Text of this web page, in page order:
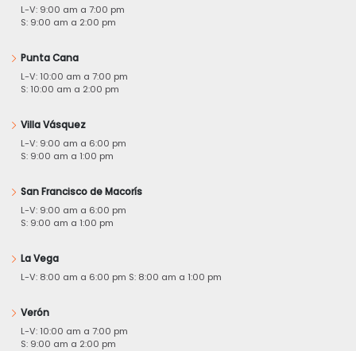
L-V: 9:00 am a 7:00 pm
S: 9:00 am a 2:00 pm
Punta Cana
L-V: 10:00 am a 7:00 pm
S: 10:00 am a 2:00 pm
Villa Vásquez
L-V: 9:00 am a 6:00 pm
S: 9:00 am a 1:00 pm
San Francisco de Macorís
L-V: 9:00 am a 6:00 pm
S: 9:00 am a 1:00 pm
La Vega
L-V: 8:00 am a 6:00 pm S: 8:00 am a 1:00 pm
Verón
L-V: 10:00 am a 7:00 pm
S: 9:00 am a 2:00 pm